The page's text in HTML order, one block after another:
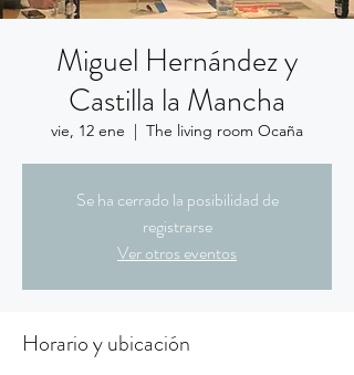
Miguel Hernández y
Castilla la Mancha
vie, 12 ene
  |
The living room Ocaña
Se ha cerrado la posibilidad de
registrarse
Ver otros eventos
Horario y ubicación